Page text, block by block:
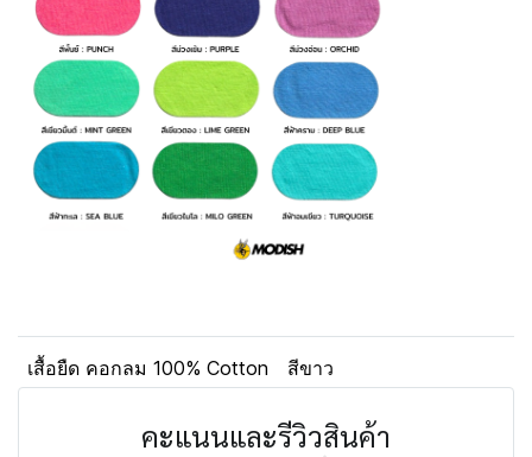
เสื้อยืด คอกลม 100% Cotton สีขาว
คะแนนและรีวิวสินค้า